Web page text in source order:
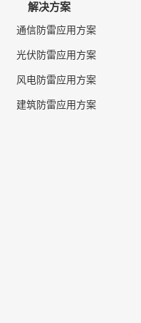
解决方案
通信防雷应用方案
光伏防雷应用方案
风电防雷应用方案
建筑防雷应用方案